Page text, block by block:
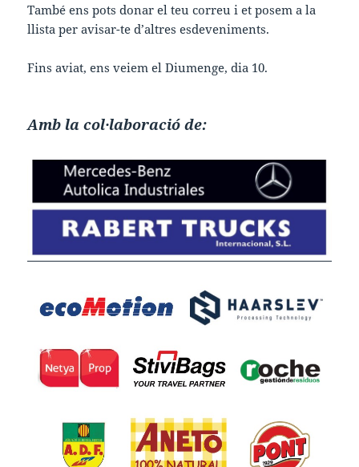
També ens pots donar el teu correu i et posem a la
llista per avisar-te d’altres esdeveniments.
Fins aviat, ens veiem el Diumenge, dia 10.
Amb la col·laboració de: